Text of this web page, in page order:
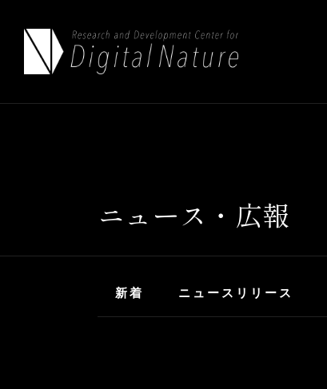
ニュース・広報
新着 ニュースリリース